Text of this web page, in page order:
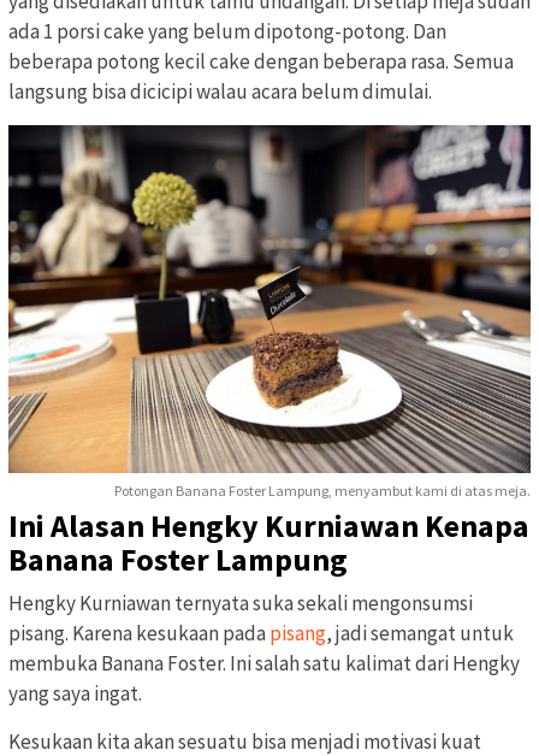
ada 1 porsi cake yang belum dipotong-potong. Dan
beberapa potong kecil cake dengan beberapa rasa. Semua
langsung bisa dicicipi walau acara belum dimulai.
Potongan Banana Foster Lampung, menyambut kami di atas meja.
Ini Alasan Hengky Kurniawan Kenapa
Banana Foster Lampung
Hengky Kurniawan ternyata suka sekali mengonsumsi
pisang. Karena kesukaan padapisang, jadi semangat untuk
membuka Banana Foster. Ini salah satu kalimat dari Hengky
yang saya ingat.
Kesukaan kita akan sesuatu bisa menjadi motivasi kuat